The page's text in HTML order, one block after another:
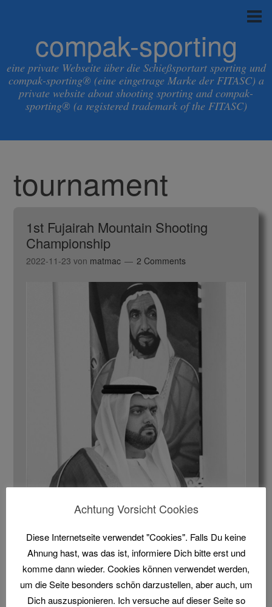
compak-sporting
eine private Webseite über die Schießsportart sporting und
compak-sporting® (eine eingetrage Marke der FITASC) a
private website about shooting sporting and compak-
sporting® (a registered trademark of the FITASC)
tournament
1st Fujairah Mountain Shooting
Championship
2022-11-23 von matmac 2 Comments
Großer Parcours-Wettbewerb der Spitzenklasse im
Februar 2023. Den Teilnehmern winken viele
Preise.
February 2023. Many prizes await the participants.
Achtung Vorsicht Cookies
Diese Internetseite verwendet "Cookies". Falls Du keine
Ahnung hast, was das ist, informiere Dich bitte erst und
komme dann wieder. Cookies können verwendet werden,
um die Seite besonders schön darzustellen, aber auch, um
Dich auszuspionieren. Ich versuche auf dieser Seite so